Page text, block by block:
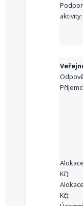
aktivity:
Kč):
Kč):